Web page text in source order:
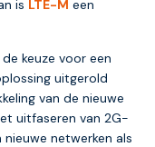
is LTE-M een
keuze voor een
uitgerold
van de nieuwe
uitfaseren van 2G-
netwerken als